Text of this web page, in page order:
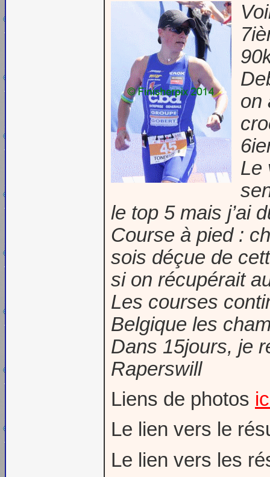
on
Le
le top 5 mais j’ai
Course à pied :
sois déçue de
si on récupérait
Les courses
Belgique les
Dans 15jours, je
Raperswill
Liens de photos
Le lien vers le
Le lien vers les